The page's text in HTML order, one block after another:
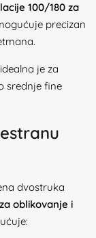
100/180 za
precizan
je za
srednje fine
dvostruka
oblikovanje i